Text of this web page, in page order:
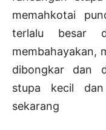
memahkotai
terlalu besar
membahayakan,
dibongkar dan
stupa kecil
sekarang